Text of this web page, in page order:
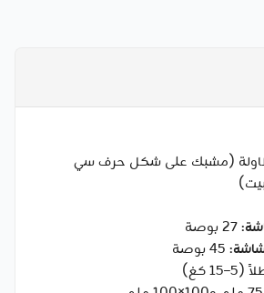
(مشبك على شكل حرف سي
: 27 بوصة
: 45 بوصة